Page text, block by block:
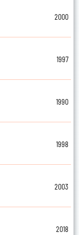
2000
1997
1990
1998
2003
2018